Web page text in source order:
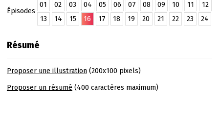
Épisodes
01 02 03 04 05 06 07 08 09 10 11
12
13
14 15 16 17 18 19 20 21 22 23 24
Résumé
Proposer une illustration(200x100 pixels)
Proposer un résumé (400 caractères maximum)